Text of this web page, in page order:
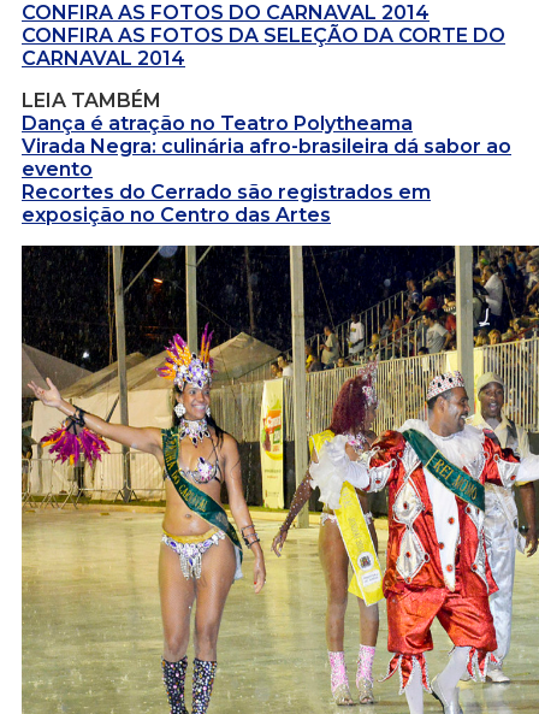
CONFIRA AS FOTOS DO CARNAVAL 2014
CONFIRA AS FOTOS DA SELEÇÃO DA CORTE DO
CARNAVAL 2014
LEIA TAMBÉM
Dança é atração no Teatro Polytheama
Virada Negra: culinária afro-brasileira dá sabor ao
evento
Recortes do Cerrado são registrados em
exposição no Centro das Artes